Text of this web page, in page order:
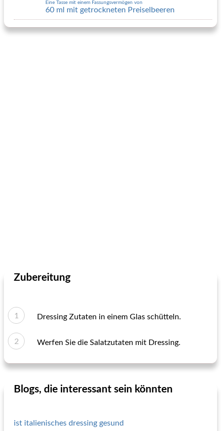
Eine Tasse mit einem Fassungsvermögen von
60 ml mit getrockneten Preiselbeeren
Zubereitung
Dressing Zutaten in einem Glas schütteln.
Werfen Sie die Salatzutaten mit Dressing.
Blogs, die interessant sein könnten
ist italienisches dressing gesund